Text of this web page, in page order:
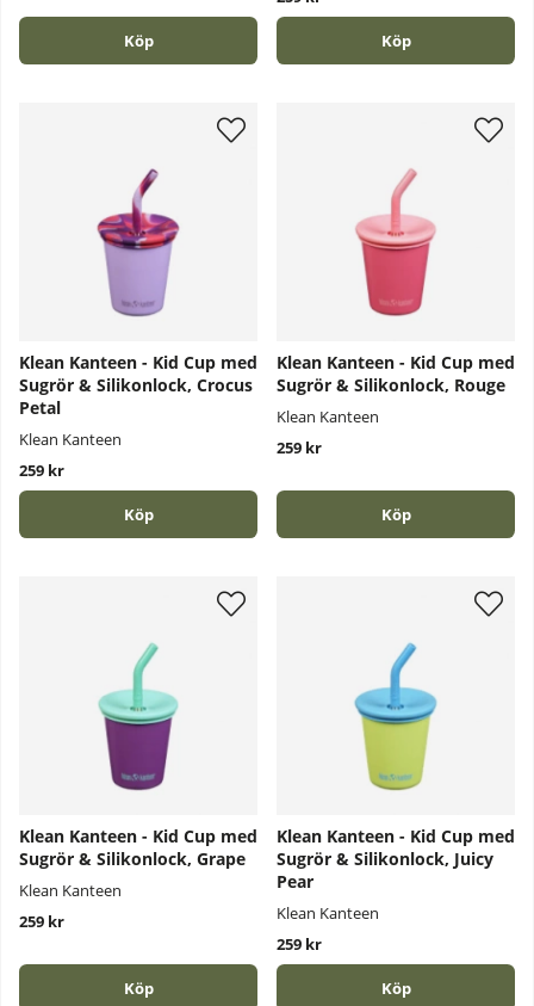
Köp Köp
Klean Kanteen - Kid Cup med
Sugrör & Silikonlock, Crocus
Petal
Klean Kanteen
259 kr
Köp
Klean Kanteen - Kid Cup med
Sugrör & Silikonlock, Rouge
Klean Kanteen
259 kr
Köp
Klean Kanteen - Kid Cup med
Sugrör & Silikonlock, Grape
Klean Kanteen
259 kr
Köp
Klean Kanteen - Kid Cup med
Sugrör & Silikonlock, Juicy
Pear
Klean Kanteen
259 kr
Köp